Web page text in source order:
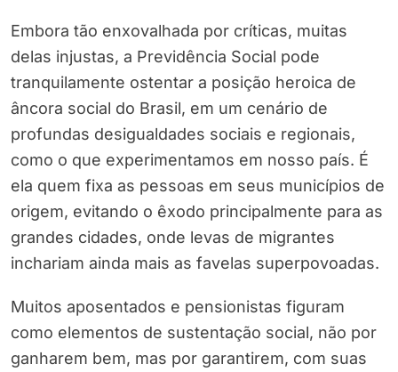
Embora tão enxovalhada por críticas, muitas
delas injustas, a Previdência Social pode
tranquilamente ostentar a posição heroica de
âncora social do Brasil, em um cenário de
profundas desigualdades sociais e regionais,
como o que experimentamos em nosso país. É
ela quem fixa as pessoas em seus municípios de
origem, evitando o êxodo principalmente para as
grandes cidades, onde levas de migrantes
inchariam ainda mais as favelas superpovoadas.
Muitos aposentados e pensionistas figuram
como elementos de sustentação social, não por
ganharem bem, mas por garantirem, com suas